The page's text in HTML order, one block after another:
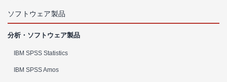
ソフトウェア製品
分析・ソフトウェア製品
IBM SPSS Statistics
IBM SPSS Amos